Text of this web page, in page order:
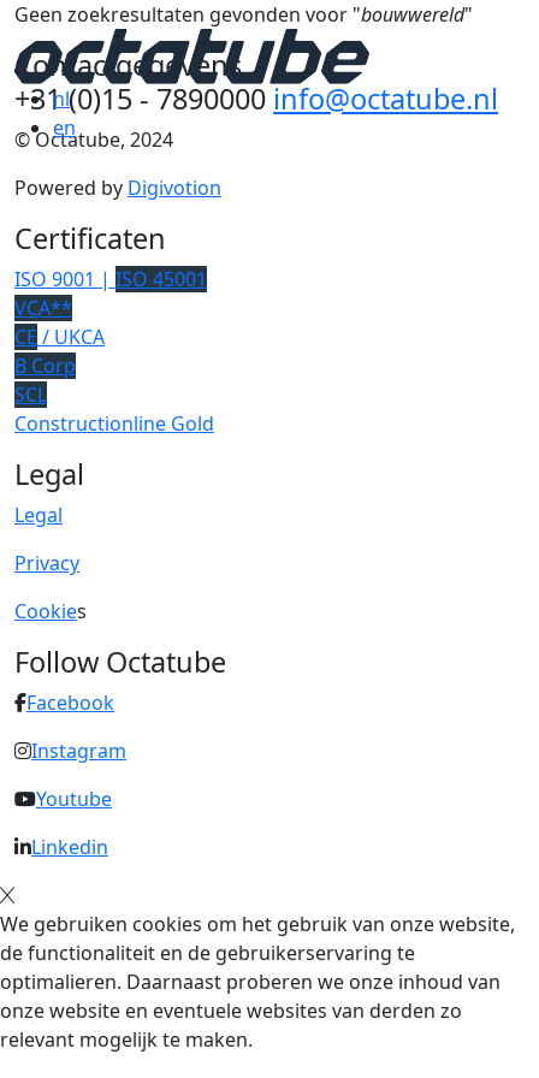
nl
en
Geen zoekresultaten gevonden voor "bouwwereld"
Contactgegevens
+31 (0)15 - 7890000 info@octatube.nl
© Octatube, 2024
Powered by Digivotion
Certificaten
ISO 9001 | ISO 45001
VCA**
CE / UKCA
B Corp
SCL
Constructionline Gold
Legal
Legal
Privacy
Cookies
Follow Octatube
Facebook
Instagram
Youtube
Linkedin
We gebruiken cookies om het gebruik van onze website,
de functionaliteit en de gebruikerservaring te
optimalieren. Daarnaast proberen we onze inhoud van
onze website en eventuele websites van derden zo
relevant mogelijk te maken.